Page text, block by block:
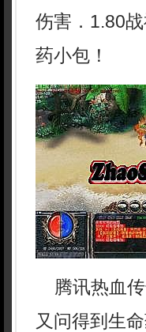
伤害．1.80
药小包！
腾讯热血传
又问得到生